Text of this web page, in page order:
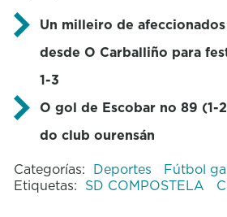
Un milleiro de
desde O Carballiño para
1-3
O gol de Escobar no 89 (1-
do club ourensán
Categorías: Deportes
Fútbol
Etiquetas: SD COMPOSTELA